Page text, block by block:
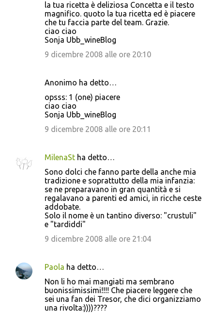
la tua ricetta è deliziosa Concetta e il testo
magnifico. quoto la tua ricetta ed è piacere
che tu faccia parte del team. Grazie.
ciao ciao
Sonja Ubb_wineBlog
9 dicembre 2008 alle ore 20:10
Anonimo ha detto…
opsss: 1 (one) piacere
ciao ciao
Sonja Ubb_wineBlog
9 dicembre 2008 alle ore 20:11
MilenaSt ha detto…
Sono dolci che fanno parte della anche mia
tradizione e soprattutto della mia infanzia:
se ne preparavano in gran quantità e si
regalavano a parenti ed amici, in ricche ceste
addobate.
Solo il nome è un tantino diverso: "crustuli"
e "tardiddi"
9 dicembre 2008 alle ore 21:04
Paola ha detto…
Non li ho mai mangiati ma sembrano
buonissimissimi!!!! Che piacere leggere che
sei una fan dei Tresor, che dici organizziamo
una rivolta:))))????